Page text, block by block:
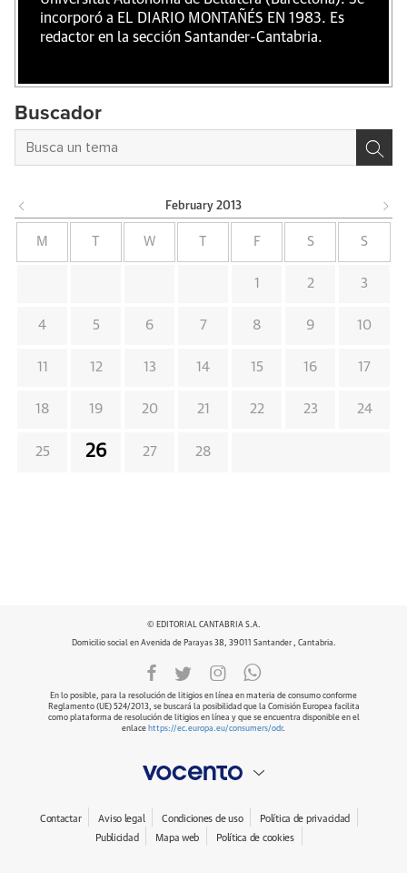
incorporó a EL DIARIO MONTAÑÉS EN 1983. Es
redactor en la sección Santander-Cantabria.
Buscador
February 2013
M W F S S
1 2 3
4 5 6 7 8 9 10
11 12 13 14 15 16 17
18 19 20 21 22 23 24
25 26 27 28
© EDITORIAL CANTABRIA S.A.
Domicilio social en Avenida de Parayas 38, 39011 Santander , Cantabria.
En lo posible, para la resolución de litigios en línea en materia de consumo conforme
Reglamento (UE) 524/2013, se buscará la posibilidad que la Comisión Europea facilita
como plataforma de resolución de litigios en línea y que se encuentra disponible en el
enlace https://ec.europa.eu/consumers/odr.
Contactar Aviso legal Condiciones de uso
Política de privacidad
Publicidad
Mapa web Política de cookies